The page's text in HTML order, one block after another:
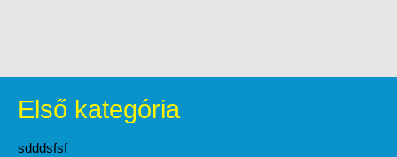
Első kategória
sdddsfsf